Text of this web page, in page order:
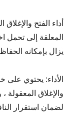
أداء الفتح
المعلقة إلى تحمل
يزال بإمكانه
الأداء: يحتوي
والإغلاق المعقولة ،
لضمان استقرار